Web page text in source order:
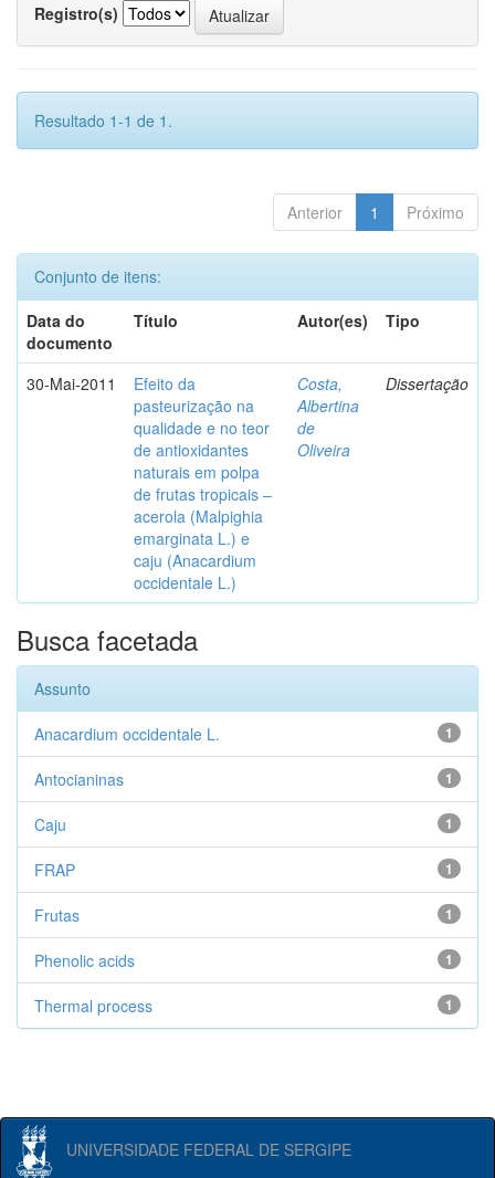
Registro(s)
Resultado 1-1 de 1.
Anterior 1 Próximo
Conjunto de itens:
Data do
documento
Título Autor(es) Tipo
30-Mai-2011
Efeito da
pasteurização na
qualidade e no teor
de antioxidantes
naturais em polpa
de frutas tropicais –
acerola (Malpighia
emarginata L.) e
caju (Anacardium
occidentale L.)
Costa,
Albertina
de
Oliveira
Dissertação
Busca facetada
Assunto
1
Anacardium occidentale L.
1
Antocianinas
1
Caju
1
FRAP
1
Frutas
1
Phenolic acids
1
Thermal process
UNIVERSIDADE FEDERAL DE SERGIPE